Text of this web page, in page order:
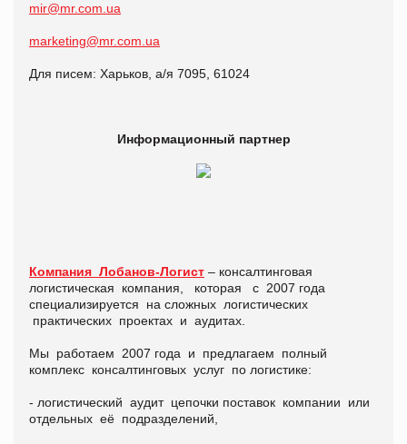
mir@mr.com.ua
marketing@mr.com.ua
Для писем: Харьков, а/я 7095, 61024
Информационный партнер
Компания Лобанов-Логист – консалтинговая
логистическая компания, которая с 2007 года
специализируется на сложных логистических
практических проектах и аудитах.
Мы работаем 2007 года и предлагаем полный
комплекс консалтинговых услуг по логистике:
- логистический аудит цепочки поставок компании или
отдельных её подразделений,